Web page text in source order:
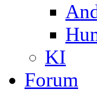
KI
Forum